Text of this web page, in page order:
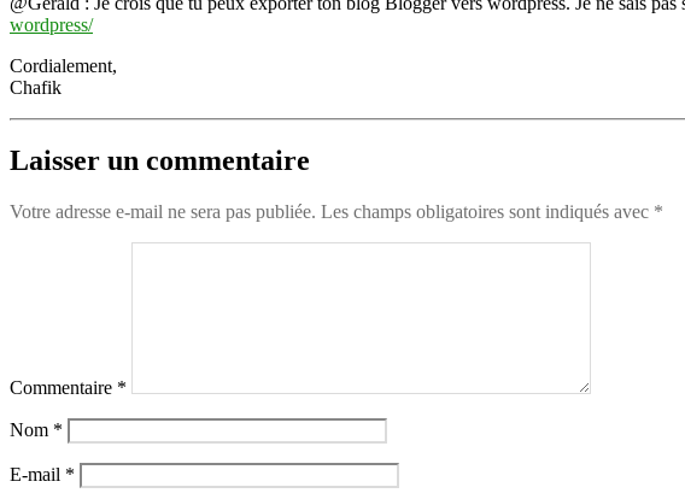
wordpress/
Cordialement,
Chafik
Laisser un commentaire
Votre adresse e-mail ne sera pas publiée. Les champs obligatoires sont indiqués avec *
Commentaire *
Nom *
E-mail *